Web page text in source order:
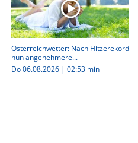
Österreichwetter: Nach Hitzerekord
nun angenehmere...
Do 06.08.2026 | 02:53 min